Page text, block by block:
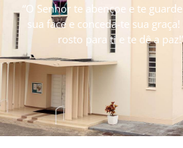
“O Senhor te abençoe e te
sua face e conceda-te sua
rosto para ti e te dê a